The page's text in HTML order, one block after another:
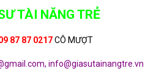
TÀI NĂNG TRẺ
87 87 0217CÔ MƯỢT
info@giasutainangtre.vn